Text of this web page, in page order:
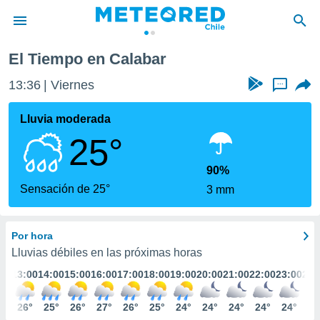
de
por
se
calidad.
a este
las
y
forma
digital
basada
El Tiempo en Calabar
13:36 Viernes ...
Lluvia moderada
25°
Sensación de 25°
90%
3 mm
Por hora
Lluvias débiles en las próximas horas
13:00
26°
14:00
25°
15:00
26°
16:00
27°
17:00
26°
18:00
25°
19:00
24°
20:00
24°
21:00
24°
22:00
24°
23:00
24°